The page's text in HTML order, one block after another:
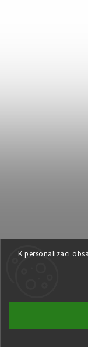
K personalizaci